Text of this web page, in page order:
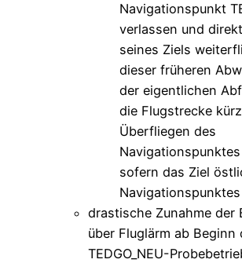
Navigationspunkt
verlassen und
seines Ziels
dieser früheren
der eigentlichen
die Flugstrecke
Überfliegen des
Navigationspunktes
sofern das Ziel
drastische Zunahme der
über Fluglärm ab Beginn
TEDGO_NEU-